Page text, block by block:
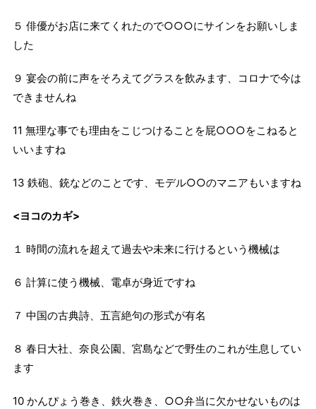
５ 俳優がお店に来てくれたので○○○にサインをお願いしま
した
９ 宴会の前に声をそろえてグラスを飲みます、コロナで今は
できませんね
11 無理な事でも理由をこじつけることを屁○○○をこねると
いいますね
13 鉄砲、銃などのことです、モデル○○のマニアもいますね
<ヨコのカギ>
１ 時間の流れを超えて過去や未来に行けるという機械は
６ 計算に使う機械、電卓が身近ですね
７ 中国の古典詩、五言絶句の形式が有名
８ 春日大社、奈良公園、宮島などで野生のこれが生息してい
ます
10 かんぴょう巻き、鉄火巻き、○○弁当に欠かせないものは